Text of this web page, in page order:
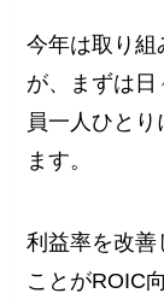
今年は取り組
が、まずは
員一人ひと
ます。
利益率を改善
ことがROIC